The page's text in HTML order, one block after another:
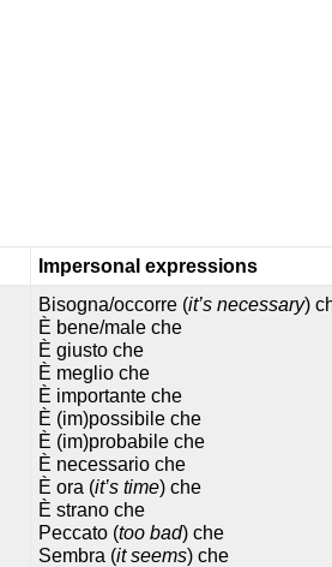
Impersonal expressions
Bisogna/occorre (it’s necessary)
È bene/male che
È giusto che
È meglio che
È importante che
È (im)possibile che
È (im)probabile che
È necessario che
È ora (it’s time) che
È strano che
Peccato (too bad) che
Sembra (it seems)che